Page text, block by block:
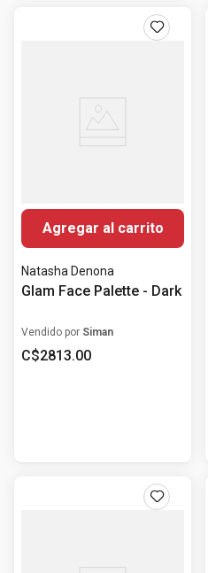
Agregar al carrito
Natasha Denona
Glam Face Palette - Dark
Vendido por Siman
C$2813.00